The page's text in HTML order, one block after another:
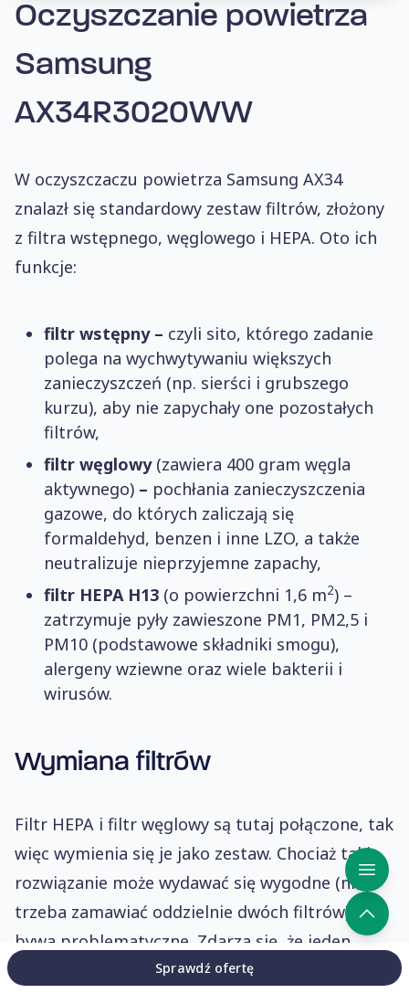
Sprawdź ofertę
Oczyszczanie powietrza
Samsung
AX34R3020WW
W oczyszczaczu powietrza Samsung AX34
znalazł się standardowy zestaw filtrów, złożony
z filtra wstępnego, węglowego i HEPA. Oto ich
funkcje:
filtr wstępny – czyli sito, którego zadanie
polega na wychwytywaniu większych
zanieczyszczeń (np. sierści i grubszego
kurzu), aby nie zapychały one pozostałych
filtrów,
filtr węglowy (zawiera 400 gram węgla
aktywnego) – pochłania zanieczyszczenia
gazowe, do których zaliczają się
formaldehyd, benzen i inne LZO, a także
neutralizuje nieprzyjemne zapachy,
filtr HEPA H13 (o powierzchni 1,6 m2) –
zatrzymuje pyły zawieszone PM1, PM2,5 i
PM10 (podstawowe składniki smogu),
alergeny wziewne oraz wiele bakterii i
wirusów.
Wymiana filtrów
Filtr HEPA i filtr węglowy są tutaj połączone, tak
więc wymienia się je jako zestaw. Chociaż takie
rozwiązanie może wydawać się wygodne (nie
trzeba zamawiać oddzielnie dwóch filtrów), to
bywa problematyczne. Zdarza się, że jeden
element zużywa się szybciej niż drugi, ponieważ